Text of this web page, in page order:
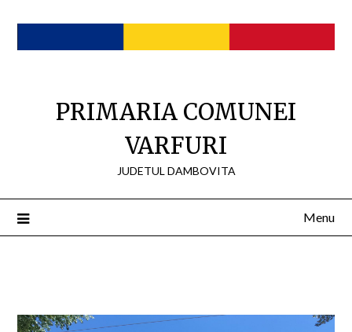
content
PRIMARIA COMUNEI
VARFURI
JUDETUL DAMBOVITA
Menu